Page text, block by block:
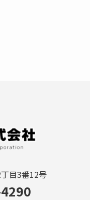
目3番12号